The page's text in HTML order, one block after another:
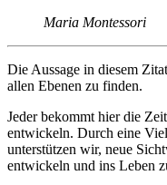
Maria Montessori
Die Aussage in diesem
allen Ebenen zu finden.
Jeder bekommt hier die
entwickeln. Durch eine
unterstützen wir, neue
entwickeln und ins Leben